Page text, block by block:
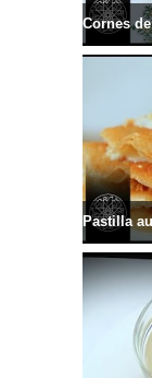
Cornes
Pastilla